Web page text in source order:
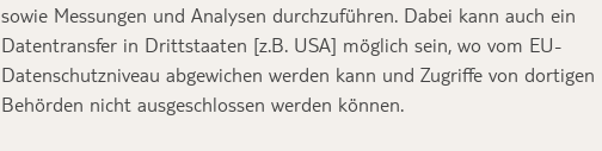
sowie Messungen und Analysen durchzuführen. Dabei kann auch ein
Datentransfer in Drittstaaten [z.B. USA] möglich sein, wo vom EU-
Datenschutzniveau abgewichen werden kann und Zugriffe von dortigen
Behörden nicht ausgeschlossen werden können.